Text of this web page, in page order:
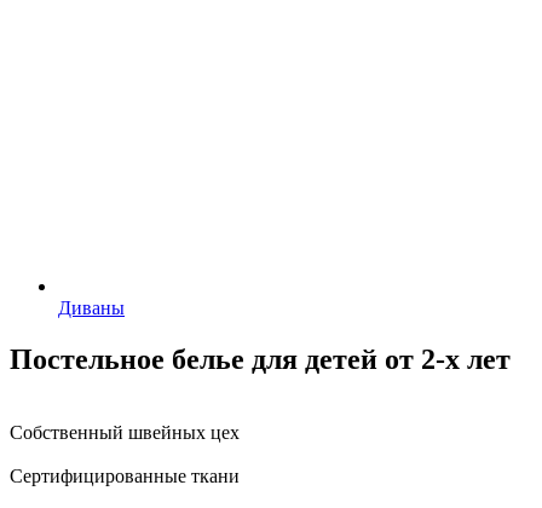
Диваны
Постельное белье для детей от 2-х лет
Собственный швейных цех
Сертифицированные ткани